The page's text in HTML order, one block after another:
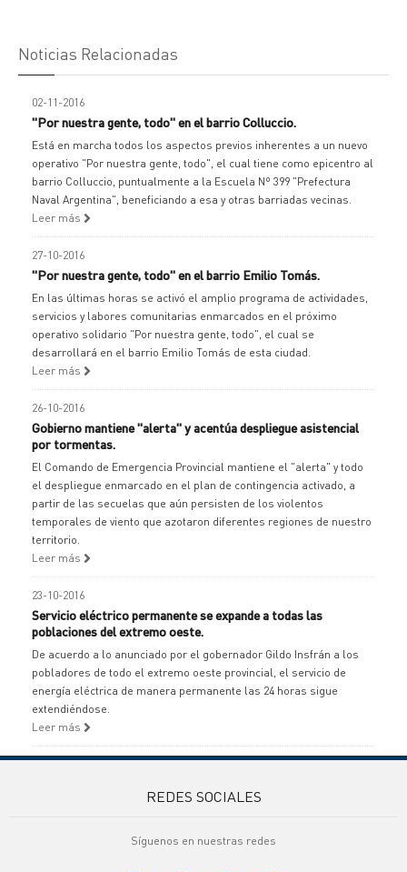
Noticias Relacionadas
02-11-2016
"Por nuestra gente, todo" en el barrio Colluccio.
Está en marcha todos los aspectos previos inherentes a un nuevo
operativo "Por nuestra gente, todo", el cual tiene como epicentro al
barrio Colluccio, puntualmente a la Escuela Nº 399 "Prefectura
Naval Argentina", beneficiando a esa y otras barriadas vecinas.
Leer más
27-10-2016
"Por nuestra gente, todo" en el barrio Emilio Tomás.
En las últimas horas se activó el amplio programa de actividades,
servicios y labores comunitarias enmarcados en el próximo
operativo solidario "Por nuestra gente, todo", el cual se
desarrollará en el barrio Emilio Tomás de esta ciudad.
Leer más
26-10-2016
Gobierno mantiene "alerta" y acentúa despliegue asistencial
por tormentas.
El Comando de Emergencia Provincial mantiene el "alerta" y todo
el despliegue enmarcado en el plan de contingencia activado, a
partir de las secuelas que aún persisten de los violentos
temporales de viento que azotaron diferentes regiones de nuestro
territorio.
Leer más
23-10-2016
Servicio eléctrico permanente se expande a todas las
poblaciones del extremo oeste.
De acuerdo a lo anunciado por el gobernador Gildo Insfrán a los
pobladores de todo el extremo oeste provincial, el servicio de
energía eléctrica de manera permanente las 24 horas sigue
extendiéndose.
Leer más
REDES SOCIALES
Síguenos en nuestras redes